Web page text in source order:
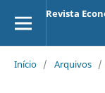
Revista
Início / Arquivos /